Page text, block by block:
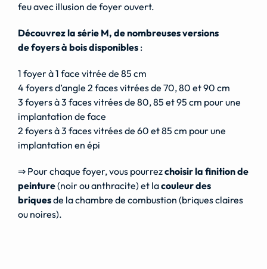
feu avec illusion de foyer ouvert.
Découvrez la série M, de nombreuses versions
de foyers à bois disponibles:
1 foyer à 1 face vitrée de 85 cm
4 foyers d’angle 2 faces vitrées de 70, 80 et 90 cm
3 foyers à 3 faces vitrées de 80, 85 et 95 cm pour une
implantation de face
2 foyers à 3 faces vitrées de 60 et 85 cm pour une
implantation en épi
⇒ Pour chaque foyer, vous pourrezchoisir la finition de
peinture(noir ou anthracite) et lacouleur des
briquesde la chambre de combustion (briques claires
ou noires).